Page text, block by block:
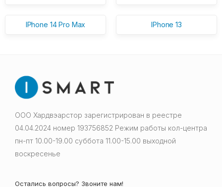
IPhone 14 Pro Max IPhone 13
ООО Хардвэарстор зарегистрирован в реестре
04.04.2024 номер 193756852 Режим работы кол-центра
пн-пт 10.00-19.00 суббота 11.00-15.00 выходной
воскресенье
Остались вопросы? Звоните нам!